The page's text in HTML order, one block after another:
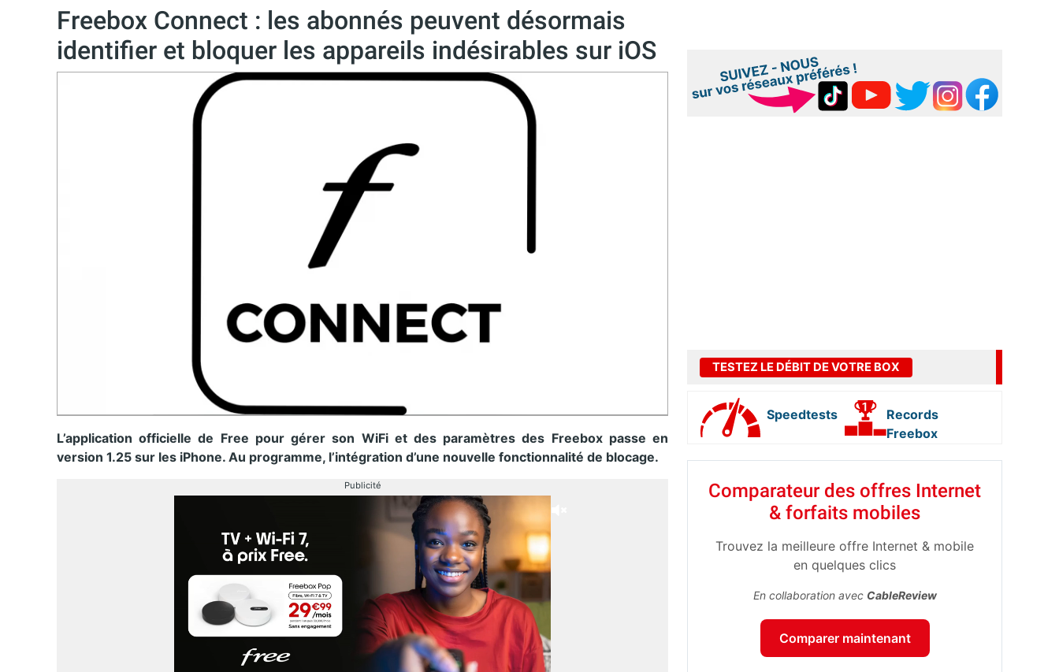
Freebox Connect : les abonnés peuvent désormais
identifier et bloquer les appareils indésirables sur iOS
L’application officielle de Free pour gérer son WiFi et des paramètres des Freebox passe en
version 1.25 sur les iPhone. Au programme, l’intégration d’une nouvelle fonctionnalité de blocage.
Publicité
TESTEZ LE DÉBIT DE VOTRE BOX
Speedtests
Records
Freebox
Comparateur des offres Internet
& forfaits mobiles
Trouvez la meilleure offre Internet & mobile
en quelques clics
En collaboration avec CableReview
Comparer maintenant